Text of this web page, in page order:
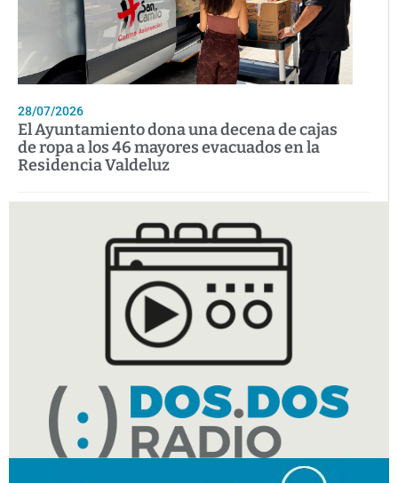
28/07/2026
El Ayuntamiento dona una decena de cajas
de ropa a los 46 mayores evacuados en la
Residencia Valdeluz